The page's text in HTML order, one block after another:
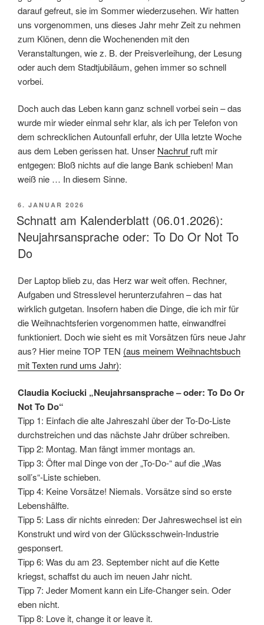
darauf gefreut, sie im Sommer wiederzusehen. Wir hatten
uns vorgenommen, uns dieses Jahr mehr Zeit zu nehmen
zum Klönen, denn die Wochenenden mit den
Veranstaltungen, wie z. B. der Preisverleihung, der Lesung
oder auch dem Stadtjubiläum, gehen immer so schnell
vorbei.
Doch auch das Leben kann ganz schnell vorbei sein – das
wurde mir wieder einmal sehr klar, als ich per Telefon von
dem schrecklichen Autounfall erfuhr, der Ulla letzte Woche
aus dem Leben gerissen hat. Unser Nachruf ruft mir
entgegen: Bloß nichts auf die lange Bank schieben! Man
weiß nie … In diesem Sinne.
VERÖFFENTLICHT
AM
6. JANUAR 2026
Schnatt am Kalenderblatt (06.01.2026):
Neujahrsansprache oder: To Do Or Not To
Do
Der Laptop blieb zu, das Herz war weit offen. Rechner,
Aufgaben und Stresslevel herunterzufahren – das hat
wirklich gutgetan. Insofern haben die Dinge, die ich mir für
die Weihnachtsferien vorgenommen hatte, einwandfrei
funktioniert. Doch wie sieht es mit Vorsätzen fürs neue Jahr
aus? Hier meine TOP TEN (aus meinem Weihnachtsbuch
mit Texten rund ums Jahr):
Claudia Kociucki „Neujahrsansprache – oder: To Do Or
Not To Do“
Tipp 1: Einfach die alte Jahreszahl über der To-Do-Liste
durchstreichen und das nächste Jahr drüber schreiben.
Tipp 2: Montag. Man fängt immer montags an.
Tipp 3: Öfter mal Dinge von der „To-Do-“ auf die „Was
soll’s“-Liste schieben.
Tipp 4: Keine Vorsätze! Niemals. Vorsätze sind so erste
Lebenshälfte.
Tipp 5: Lass dir nichts einreden: Der Jahreswechsel ist ein
Konstrukt und wird von der Glücksschwein-Industrie
gesponsert.
Tipp 6: Was du am 23. September nicht auf die Kette
kriegst, schaffst du auch im neuen Jahr nicht.
Tipp 7: Jeder Moment kann ein Life-Changer sein. Oder
eben nicht.
Tipp 8: Love it, change it or leave it.